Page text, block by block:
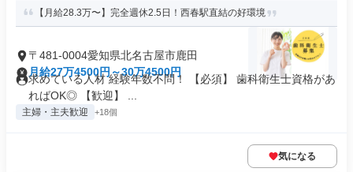
【月給28.3万〜】完全週休2.5日！西春駅直結の好環境
〒481-0004愛知県北名古屋市鹿田
月給27万4500円～30万4500円
求めている人材 経験年数不問！ 【必須】 歯科衛生士資格があ
ればOK◎ 【歓迎】 ...
主婦・主夫歓迎 +18個
気になる